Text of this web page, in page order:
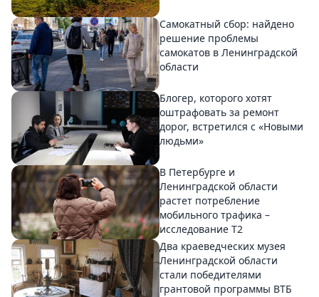
Самокатный сбор: найдено
решение проблемы
самокатов в Ленинградской
области
Блогер, которого хотят
оштрафовать за ремонт
дорог, встретился с «Новыми
людьми»
В Петербурге и
Ленинградской области
растет потребление
мобильного трафика –
исследование T2
Два краеведческих музея
Ленинградской области
стали победителями
грантовой программы ВТБ